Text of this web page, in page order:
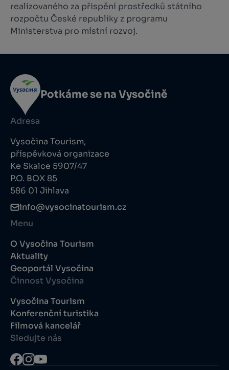
realizovaného za přispění prostředků státního
rozpočtu České republiky z programu
Ministerstva pro místní rozvoj.
Potkáme se na Vysočině
Adresa
Vysočina Tourism,
příspěvková organizace
Ke Skalce 5907/47
P.O. BOX 85
586 01 Jihlava
info@vysocinatourism.cz
Menu
O Vysočina Tourism
Aktuality
Geoportál Vysočina
Činnost Vysočina
Vysočina Tourism
Konferenční turistika
Filmová kancelář
Sledujte nás